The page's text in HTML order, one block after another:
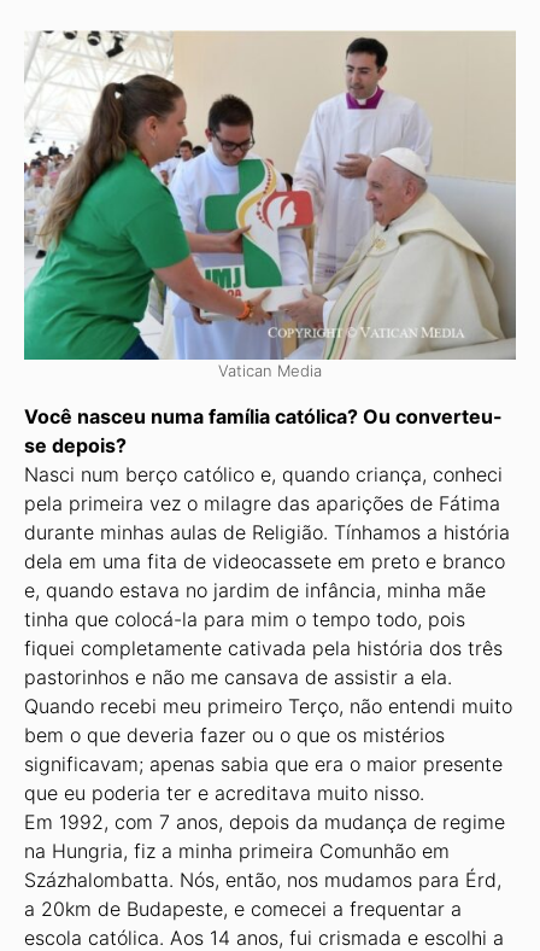
Vatican Media
Você nasceu numa família católica? Ou converteu-
se depois?
Nasci num berço católico e, quando criança, conheci
pela primeira vez o milagre das aparições de Fátima
durante minhas aulas de Religião. Tínhamos a história
dela em uma fita de videocassete em preto e branco
e, quando estava no jardim de infância, minha mãe
tinha que colocá-la para mim o tempo todo, pois
fiquei completamente cativada pela história dos três
pastorinhos e não me cansava de assistir a ela.
Quando recebi meu primeiro Terço, não entendi muito
bem o que deveria fazer ou o que os mistérios
significavam; apenas sabia que era o maior presente
que eu poderia ter e acreditava muito nisso.
Em 1992, com 7 anos, depois da mudança de regime
na Hungria, fiz a minha primeira Comunhão em
Százhalombatta. Nós, então, nos mudamos para Érd,
a 20km de Budapeste, e comecei a frequentar a
escola católica. Aos 14 anos, fui crismada e escolhi a